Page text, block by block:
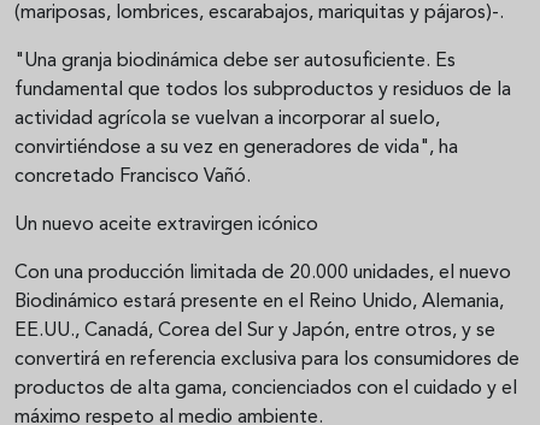
(mariposas, lombrices, escarabajos, mariquitas y pájaros)-.
"Una granja biodinámica debe ser autosuficiente. Es
fundamental que todos los subproductos y residuos de la
actividad agrícola se vuelvan a incorporar al suelo,
convirtiéndose a su vez en generadores de vida", ha
concretado Francisco Vañó.
Un nuevo aceite extravirgen icónico
Con una producción limitada de 20.000 unidades, el nuevo
Biodinámico estará presente en el Reino Unido, Alemania,
EE.UU., Canadá, Corea del Sur y Japón, entre otros, y se
convertirá en referencia exclusiva para los consumidores de
productos de alta gama, concienciados con el cuidado y el
máximo respeto al medio ambiente.